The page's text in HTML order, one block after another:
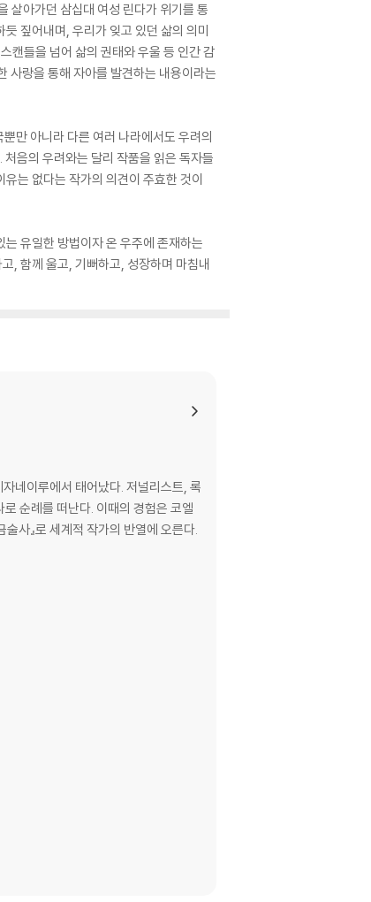
살아가던 삼십대 여성 린다가 위기를 통
짚어내며, 우리가 잊고 있던 삶의 의미
캔들을 넘어 삶의 권태와 우울 등 인간 감
사랑을 통해 자아를 발견하는 내용이라는
만 아니라 다른 여러 나라에서도 우려의
음의 우려와는 달리 작품을 읽은 독자들
는 없다는 작가의 의견이 주효한 것이
유일한 방법이자 온 우주에 존재하는
, 함께 울고, 기뻐하고, 성장하며 마침내
네이루에서 태어났다. 저널리스트, 록
순례를 떠난다. 이때의 경험은 코엘
사』로 세계적 작가의 반열에 오른다.